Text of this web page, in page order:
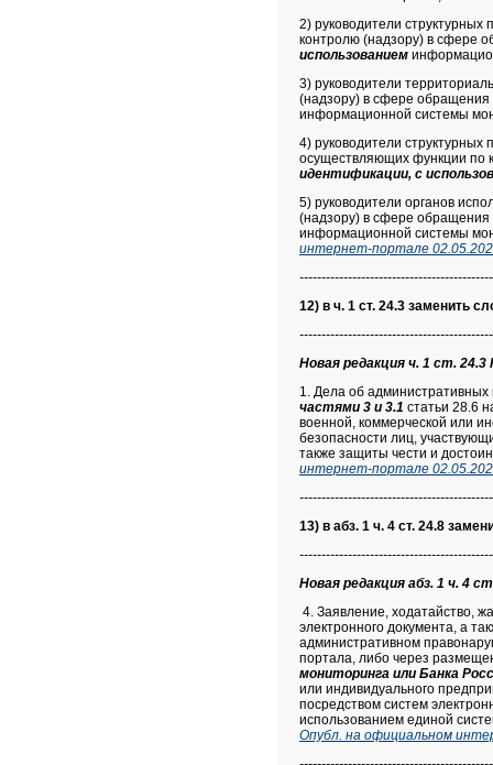
2) руководители
контролю (надзору) в сфере
использованием
3) руководители
(надзору) в сфере обращения
информационной системы
4) руководители
осуществляющих функции по
идентификации, с
5) руководители органов
(надзору) в сфере обращения
информационной системы
интернет-портале
12) в ч. 1 ст. 24.3 заменить
Новая редакция ч. 1 ст.
1. Дела об
частями 3 и 3.1 статьи 28.6
военной, коммерческой или
безопасности лиц,
также защиты чести и
интернет-портале
13) в абз. 1 ч. 4 ст. 24.8
Новая редакция абз. 1 ч. 4
4. Заявление, ходатайство,
электронного документа, а
административном
портала, либо через
мониторинга или Банка
или индивидуального
посредством систем
использованием единой
Опубл. на официальном